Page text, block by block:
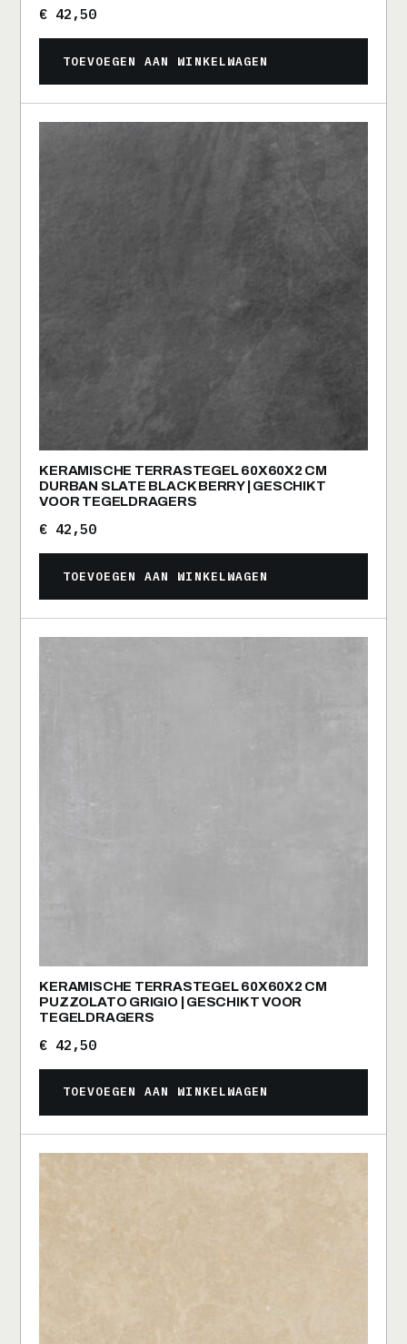
€ 42,50
TOEVOEGEN AAN WINKELWAGEN
KERAMISCHE TERRASTEGEL 60X60X2 CM
DURBAN SLATE BLACK BERRY | GESCHIKT
VOOR TEGELDRAGERS
€ 42,50
TOEVOEGEN AAN WINKELWAGEN
KERAMISCHE TERRASTEGEL 60X60X2 CM
PUZZOLATO GRIGIO | GESCHIKT VOOR
TEGELDRAGERS
€ 42,50
TOEVOEGEN AAN WINKELWAGEN